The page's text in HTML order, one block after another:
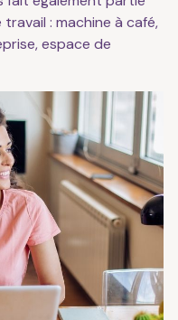
: machine à café,
espace de